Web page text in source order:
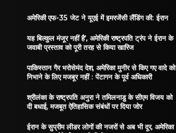
अमेरिकी एफ-35 जेट ने यूएई में इमरजेंसी लैंडिंग की: ईरान
यह बिल्कुल मंजूर नहीं है’, अमेरिकी राष्ट्रपति ट्रंप ने ईरान के
जवाबी प्रस्ताव को पूरी तरह से किया खारिज
पाकिस्तान गैर भरोसेमंद देश, अमेरिका मुनीर से किए गए वादे को
निभाने के लिए मजबूर नहीं : पेंटागन के पूर्व अधिकारी
श्रीलंका के राष्ट्रपति अनुरा ने तमिलनाडु के सीएम विजय को
दी बधाई, मजबूत ऐतिहासिक संबंधों पर दिया जोर
ईरान के सुप्रीम लीडर लोगों की नजरों से अब भी दूर, अमेरिका